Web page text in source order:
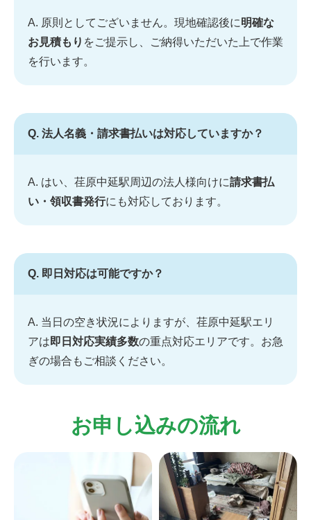
A. 原則としてございません。現地確認後に明確な
お見積もり をご提示し、ご納得いただいた上で作業
を行います。
Q. 法人名義・請求書払いは対応していますか？
A. はい、荏原中延駅周辺の法人様向けに請求書払
い・領収書発行にも対応しております。
Q. 即日対応は可能ですか？
A. 当日の空き状況によりますが、荏原中延駅エリ
アは 即日対応実績多数の重点対応エリアです。お急
ぎの場合もご相談ください。
お申し込みの流れ